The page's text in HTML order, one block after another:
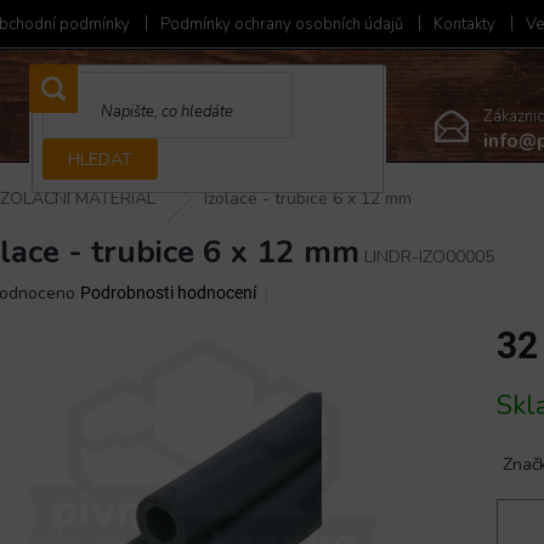
podmínky Podmínky ochrany osobních údajů Kontakty
HLEDAT
MATERIÁL Izolace - trubice 6 x 12 mm
- trubice 6 x 12 mm LINDR-IZO00005
Podrobnosti hodnocení
cena: